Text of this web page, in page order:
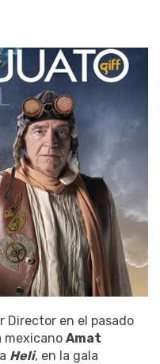
Director en el pasado
mexicano Amat
Heli, en la gala